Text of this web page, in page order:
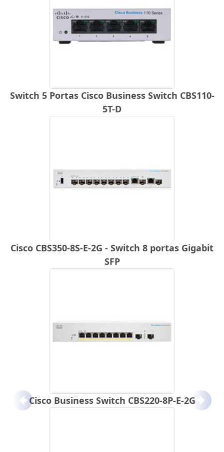
Switch 5 Portas Cisco Business Switch CBS110-
5T-D
Cisco CBS350-8S-E-2G - Switch 8 portas Gigabit
SFP
Cisco Business Switch CBS220-8P-E-2G
Anterior